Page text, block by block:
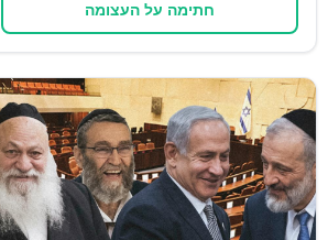
חתימה על העצומה